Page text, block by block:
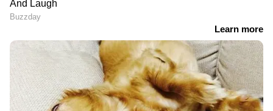
വീടിന്‍റെ ഉടമസ്ഥൻ നൗഫല്‍ കുറ്റപ്പെടുത്തി.
സന്ദ‌ർശന വിവാദത്തിന് പിന്നാലെ ഒരു വീട്ടില്‍
കൂടി ചോർച്ച കണ്ടെത്തി.